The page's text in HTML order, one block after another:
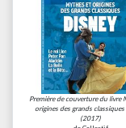
Première de couverture du livre
origines des grands classiques
(2017)